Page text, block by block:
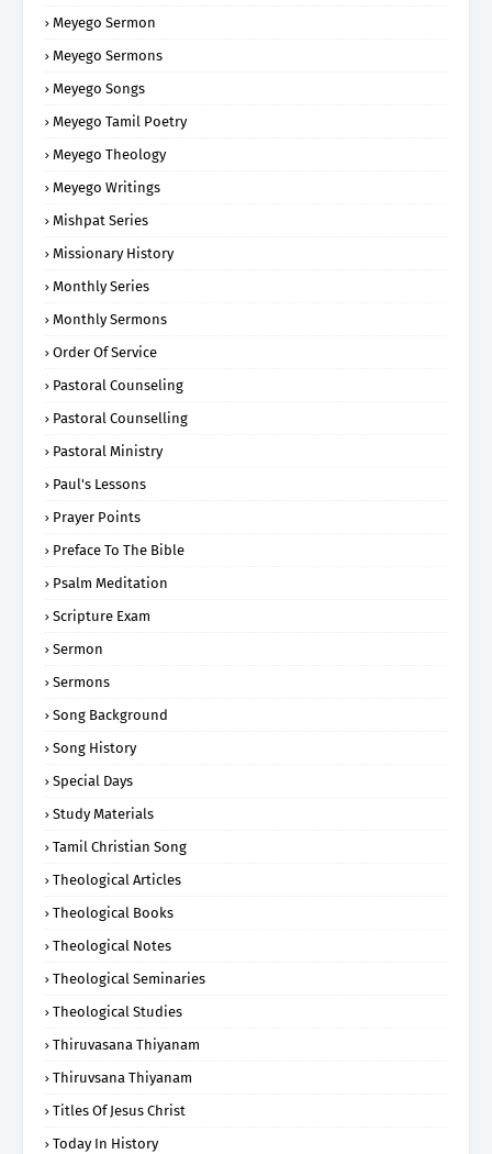
Meyego Sermon
Meyego Sermons
Meyego Songs
Meyego Tamil Poetry
Meyego Theology
Meyego Writings
Mishpat Series
Missionary History
Monthly Series
Monthly Sermons
Order Of Service
Pastoral Counseling
Pastoral Counselling
Pastoral Ministry
Paul's Lessons
Prayer Points
Preface To The Bible
Psalm Meditation
Scripture Exam
Sermon
Sermons
Song Background
Song History
Special Days
Study Materials
Tamil Christian Song
Theological Articles
Theological Books
Theological Notes
Theological Seminaries
Theological Studies
Thiruvasana Thiyanam
Thiruvsana Thiyanam
Titles Of Jesus Christ
Today In History